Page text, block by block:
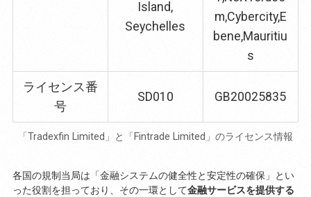
Island,
Seychelles
m,Cybercity,E
bene,Mauritiu
s
ライセンス番
号
SD010 GB20025835
「Tradexfin Limited」と「Fintrade Limited」のライセンス情報
各国の規制当局は「金融システムの健全性と安定性の確保」とい
った役割を担っており、その一環として金融サービスを提供する